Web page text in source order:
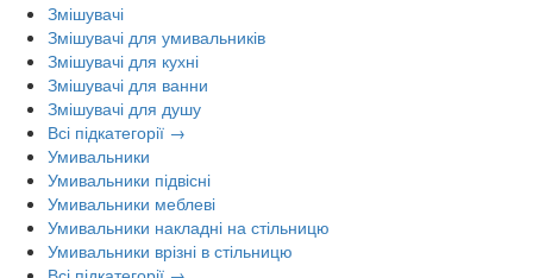
Змішувачі
Змішувачі для умивальників
Змішувачі для кухні
Змішувачі для ванни
Змішувачі для душу
Всі підкатегорії →
Умивальники
Умивальники підвісні
Умивальники меблеві
Умивальники накладні на стільницю
Умивальники врізні в стільницю